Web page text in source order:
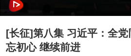
[长征]第八集 习近平：全
忘初心 继续前进